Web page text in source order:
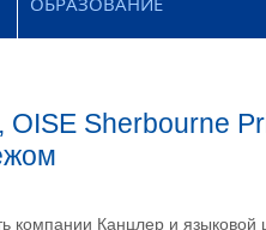
Sherbourne
компании Канцлер и языковой